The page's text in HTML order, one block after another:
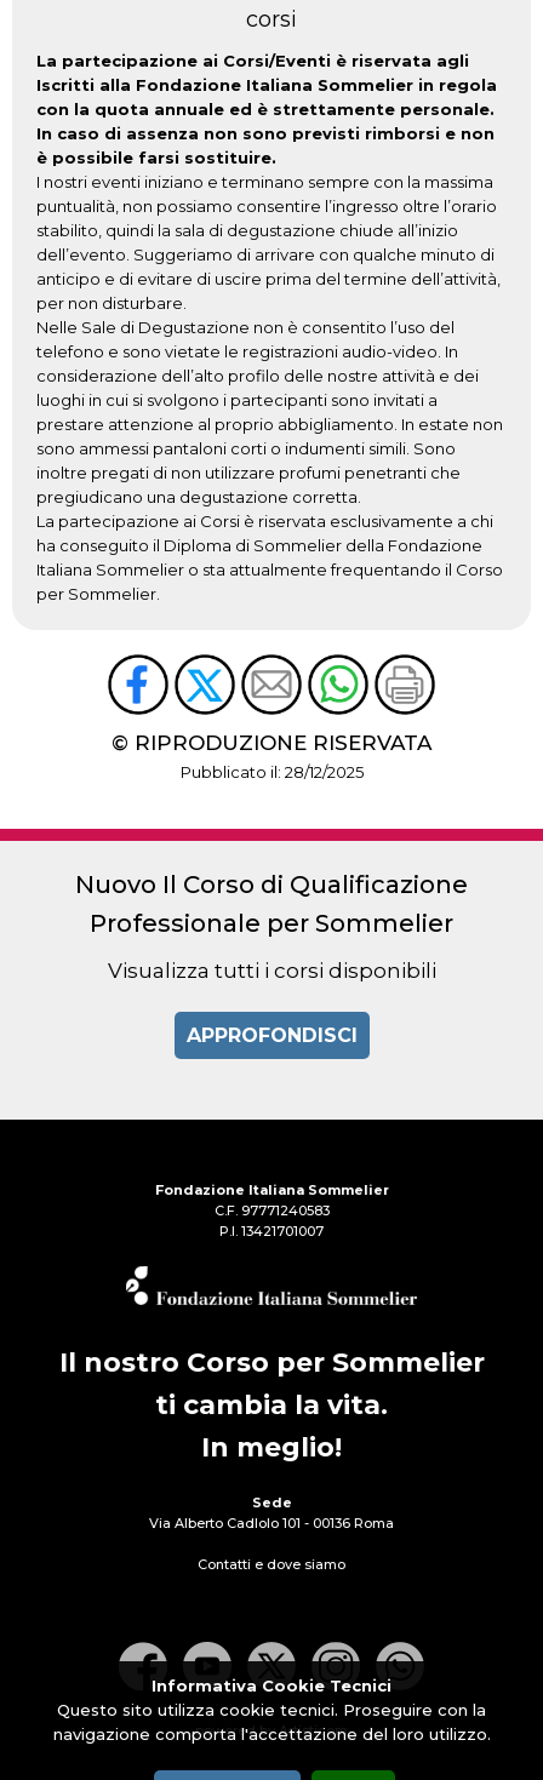
corsi
La partecipazione ai Corsi/Eventi è riservata agli
Iscritti alla Fondazione Italiana Sommelier in regola
con la quota annuale ed è strettamente personale.
In caso di assenza non sono previsti rimborsi e non
è possibile farsi sostituire.
I nostri eventi iniziano e terminano sempre con la massima
puntualità, non possiamo consentire l’ingresso oltre l’orario
stabilito, quindi la sala di degustazione chiude all’inizio
dell’evento. Suggeriamo di arrivare con qualche minuto di
anticipo e di evitare di uscire prima del termine dell’attività,
per non disturbare.
Nelle Sale di Degustazione non è consentito l’uso del
telefono e sono vietate le registrazioni audio-video. In
considerazione dell’alto profilo delle nostre attività e dei
luoghi in cui si svolgono i partecipanti sono invitati a
prestare attenzione al proprio abbigliamento. In estate non
sono ammessi pantaloni corti o indumenti simili. Sono
inoltre pregati di non utilizzare profumi penetranti che
pregiudicano una degustazione corretta.
La partecipazione ai Corsi è riservata esclusivamente a chi
ha conseguito il Diploma di Sommelier della Fondazione
Italiana Sommelier o sta attualmente frequentando il Corso
per Sommelier.
© RIPRODUZIONE RISERVATA
Pubblicato il: 28/12/2025
Nuovo Il Corso di Qualificazione
Professionale per Sommelier
Visualizza tutti i corsi disponibili
APPROFONDISCI
Fondazione Italiana Sommelier
C.F. 97771240583
P.I. 13421701007
Il nostro Corso per Sommelier
ti cambia la vita.
In meglio!
Sede
Via Alberto Cadlolo 101 - 00136 Roma
Contatti e dove siamo
powered by Artisticom
Informativa Cookie Tecnici
Questo sito utilizza cookie tecnici. Proseguire con la
navigazione comporta l'accettazione del loro utilizzo.